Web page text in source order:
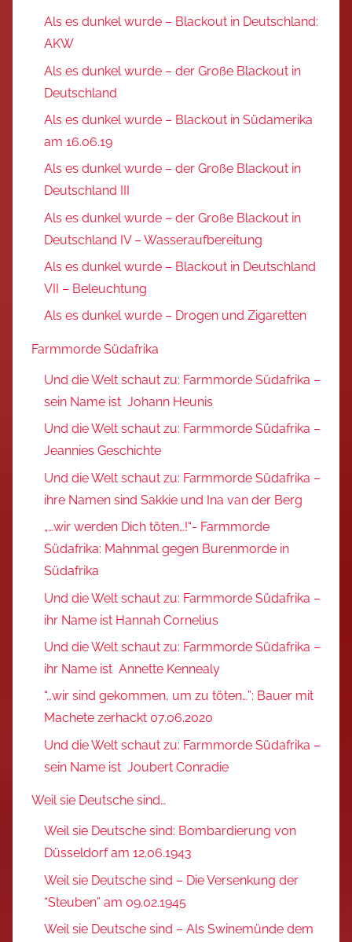
Als es dunkel wurde – Blackout in Deutschland:
AKW
Als es dunkel wurde – der Große Blackout in
Deutschland
Als es dunkel wurde – Blackout in Südamerika
am 16.06.19
Als es dunkel wurde – der Große Blackout in
Deutschland III
Als es dunkel wurde – der Große Blackout in
Deutschland IV – Wasseraufbereitung
Als es dunkel wurde – Blackout in Deutschland
VII – Beleuchtung
Als es dunkel wurde – Drogen und Zigaretten
Farmmorde Südafrika
Und die Welt schaut zu: Farmmorde Südafrika –
sein Name ist Johann Heunis
Und die Welt schaut zu: Farmmorde Südafrika –
Jeannies Geschichte
Und die Welt schaut zu: Farmmorde Südafrika –
ihre Namen sind Sakkie und Ina van der Berg
„…wir werden Dich töten…!“- Farmmorde
Südafrika: Mahnmal gegen Burenmorde in
Südafrika
Und die Welt schaut zu: Farmmorde Südafrika –
ihr Name ist Hannah Cornelius
Und die Welt schaut zu: Farmmorde Südafrika –
ihr Name ist Annette Kennealy
“…wir sind gekommen, um zu töten…”: Bauer mit
Machete zerhackt 07.06.2020
Und die Welt schaut zu: Farmmorde Südafrika –
sein Name ist Joubert Conradie
Weil sie Deutsche sind…
Weil sie Deutsche sind: Bombardierung von
Düsseldorf am 12.06.1943
Weil sie Deutsche sind – Die Versenkung der
“Steuben” am 09.02.1945
Weil sie Deutsche sind – Als Swinemünde dem